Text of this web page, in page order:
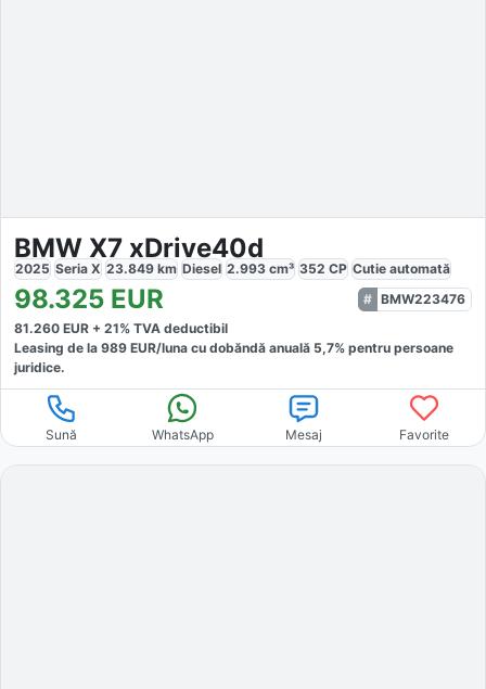
BMW X7 xDrive40d
2025 Seria X 23.849 km Diesel 2.993 cm³ 352 CP Cutie automată
98.325 EUR
BMW223476
81.260 EUR + 21% TVA deductibil
Leasing de la 989 EUR/luna cu dobăndă anuală 5,7% pentru persoane
juridice.
Sună WhatsApp Mesaj Favorite